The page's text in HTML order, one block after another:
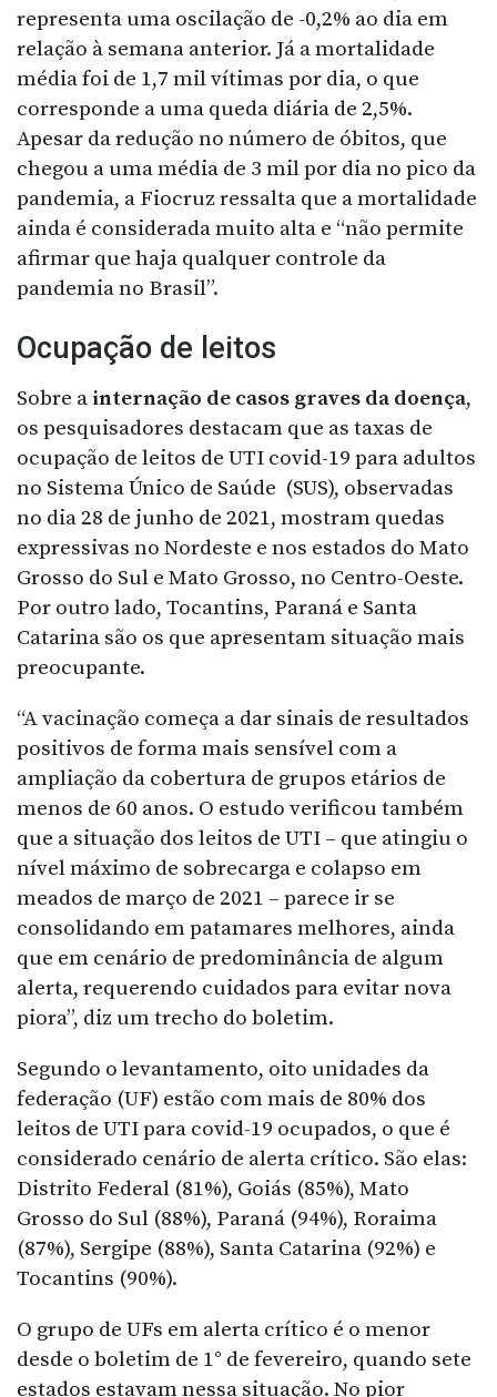
representa uma oscilação de -0,2% ao dia em
relação à semana anterior. Já a mortalidade
média foi de 1,7 mil vítimas por dia, o que
corresponde a uma queda diária de 2,5%.
Apesar da redução no número de óbitos, que
chegou a uma média de 3 mil por dia no pico da
pandemia, a Fiocruz ressalta que a mortalidade
ainda é considerada muito alta e “não permite
afirmar que haja qualquer controle da
pandemia no Brasil”.
Ocupação de leitos
Sobre a internação de casos graves da doença,
os pesquisadores destacam que as taxas de
ocupação de leitos de UTI covid-19 para adultos
no Sistema Único de Saúde (SUS), observadas
no dia 28 de junho de 2021, mostram quedas
expressivas no Nordeste e nos estados do Mato
Grosso do Sul e Mato Grosso, no Centro-Oeste.
Por outro lado, Tocantins, Paraná e Santa
Catarina são os que apresentam situação mais
preocupante.
“A vacinação começa a dar sinais de resultados
positivos de forma mais sensível com a
ampliação da cobertura de grupos etários de
menos de 60 anos. O estudo verificou também
que a situação dos leitos de UTI – que atingiu o
nível máximo de sobrecarga e colapso em
meados de março de 2021 – parece ir se
consolidando em patamares melhores, ainda
que em cenário de predominância de algum
alerta, requerendo cuidados para evitar nova
piora”, diz um trecho do boletim.
Segundo o levantamento, oito unidades da
federação (UF) estão com mais de 80% dos
leitos de UTI para covid-19 ocupados, o que é
considerado cenário de alerta crítico. São elas:
Distrito Federal (81%), Goiás (85%), Mato
Grosso do Sul (88%), Paraná (94%), Roraima
(87%), Sergipe (88%), Santa Catarina (92%) e
Tocantins (90%).
O grupo de UFs em alerta crítico é o menor
desde o boletim de 1° de fevereiro, quando sete
estados estavam nessa situação. No pior